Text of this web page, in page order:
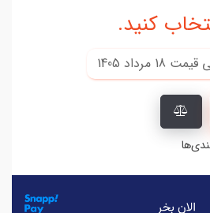
کنید.
قیمت 18 مرداد 1405